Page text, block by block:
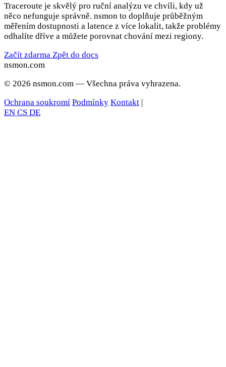
Traceroute je skvělý pro ruční analýzu ve chvíli, kdy už
něco nefunguje správně. nsmon to doplňuje průběžným
měřením dostupnosti a latence z více lokalit, takže problémy
odhalíte dříve a můžete porovnat chování mezi regiony.
Začít zdarma Zpět do docs
nsmon.com
© 2026 nsmon.com — Všechna práva vyhrazena.
Ochrana soukromí Podmínky Kontakt |
EN CS DE